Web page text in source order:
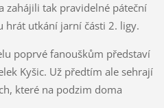
zahájili tak pravidelné páteční
utkání jarní části 2. ligy.
poprvé fanouškům představí
Kyšic. Už předtím ale sehrají
které na podzim doma